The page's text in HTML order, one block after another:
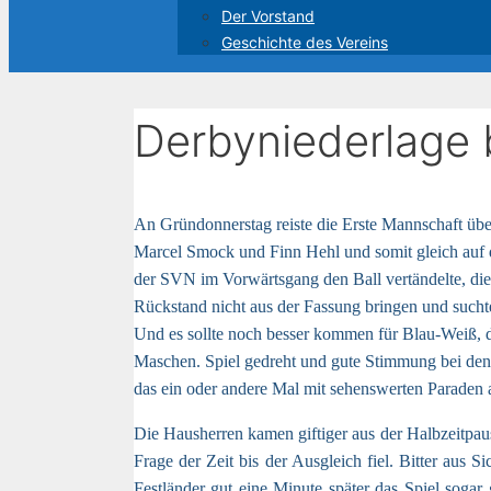
Der Vorstand
Geschichte des Vereins
Derbyniederlage
An Gründonnerstag reiste die Erste Mannschaft
Marcel Smock und Finn Hehl und somit gleich auf
der SVN im Vorwärtsgang den Ball vertändelte,
Rückstand nicht aus der Fassung bringen und
Und es sollte noch besser kommen für Blau-
Maschen. Spiel gedreht und gute Stimmung bei
das ein oder andere Mal mit sehenswerten
Die Hausherren kamen giftiger aus der
Frage der Zeit bis der Ausgleich fiel. Bitter aus